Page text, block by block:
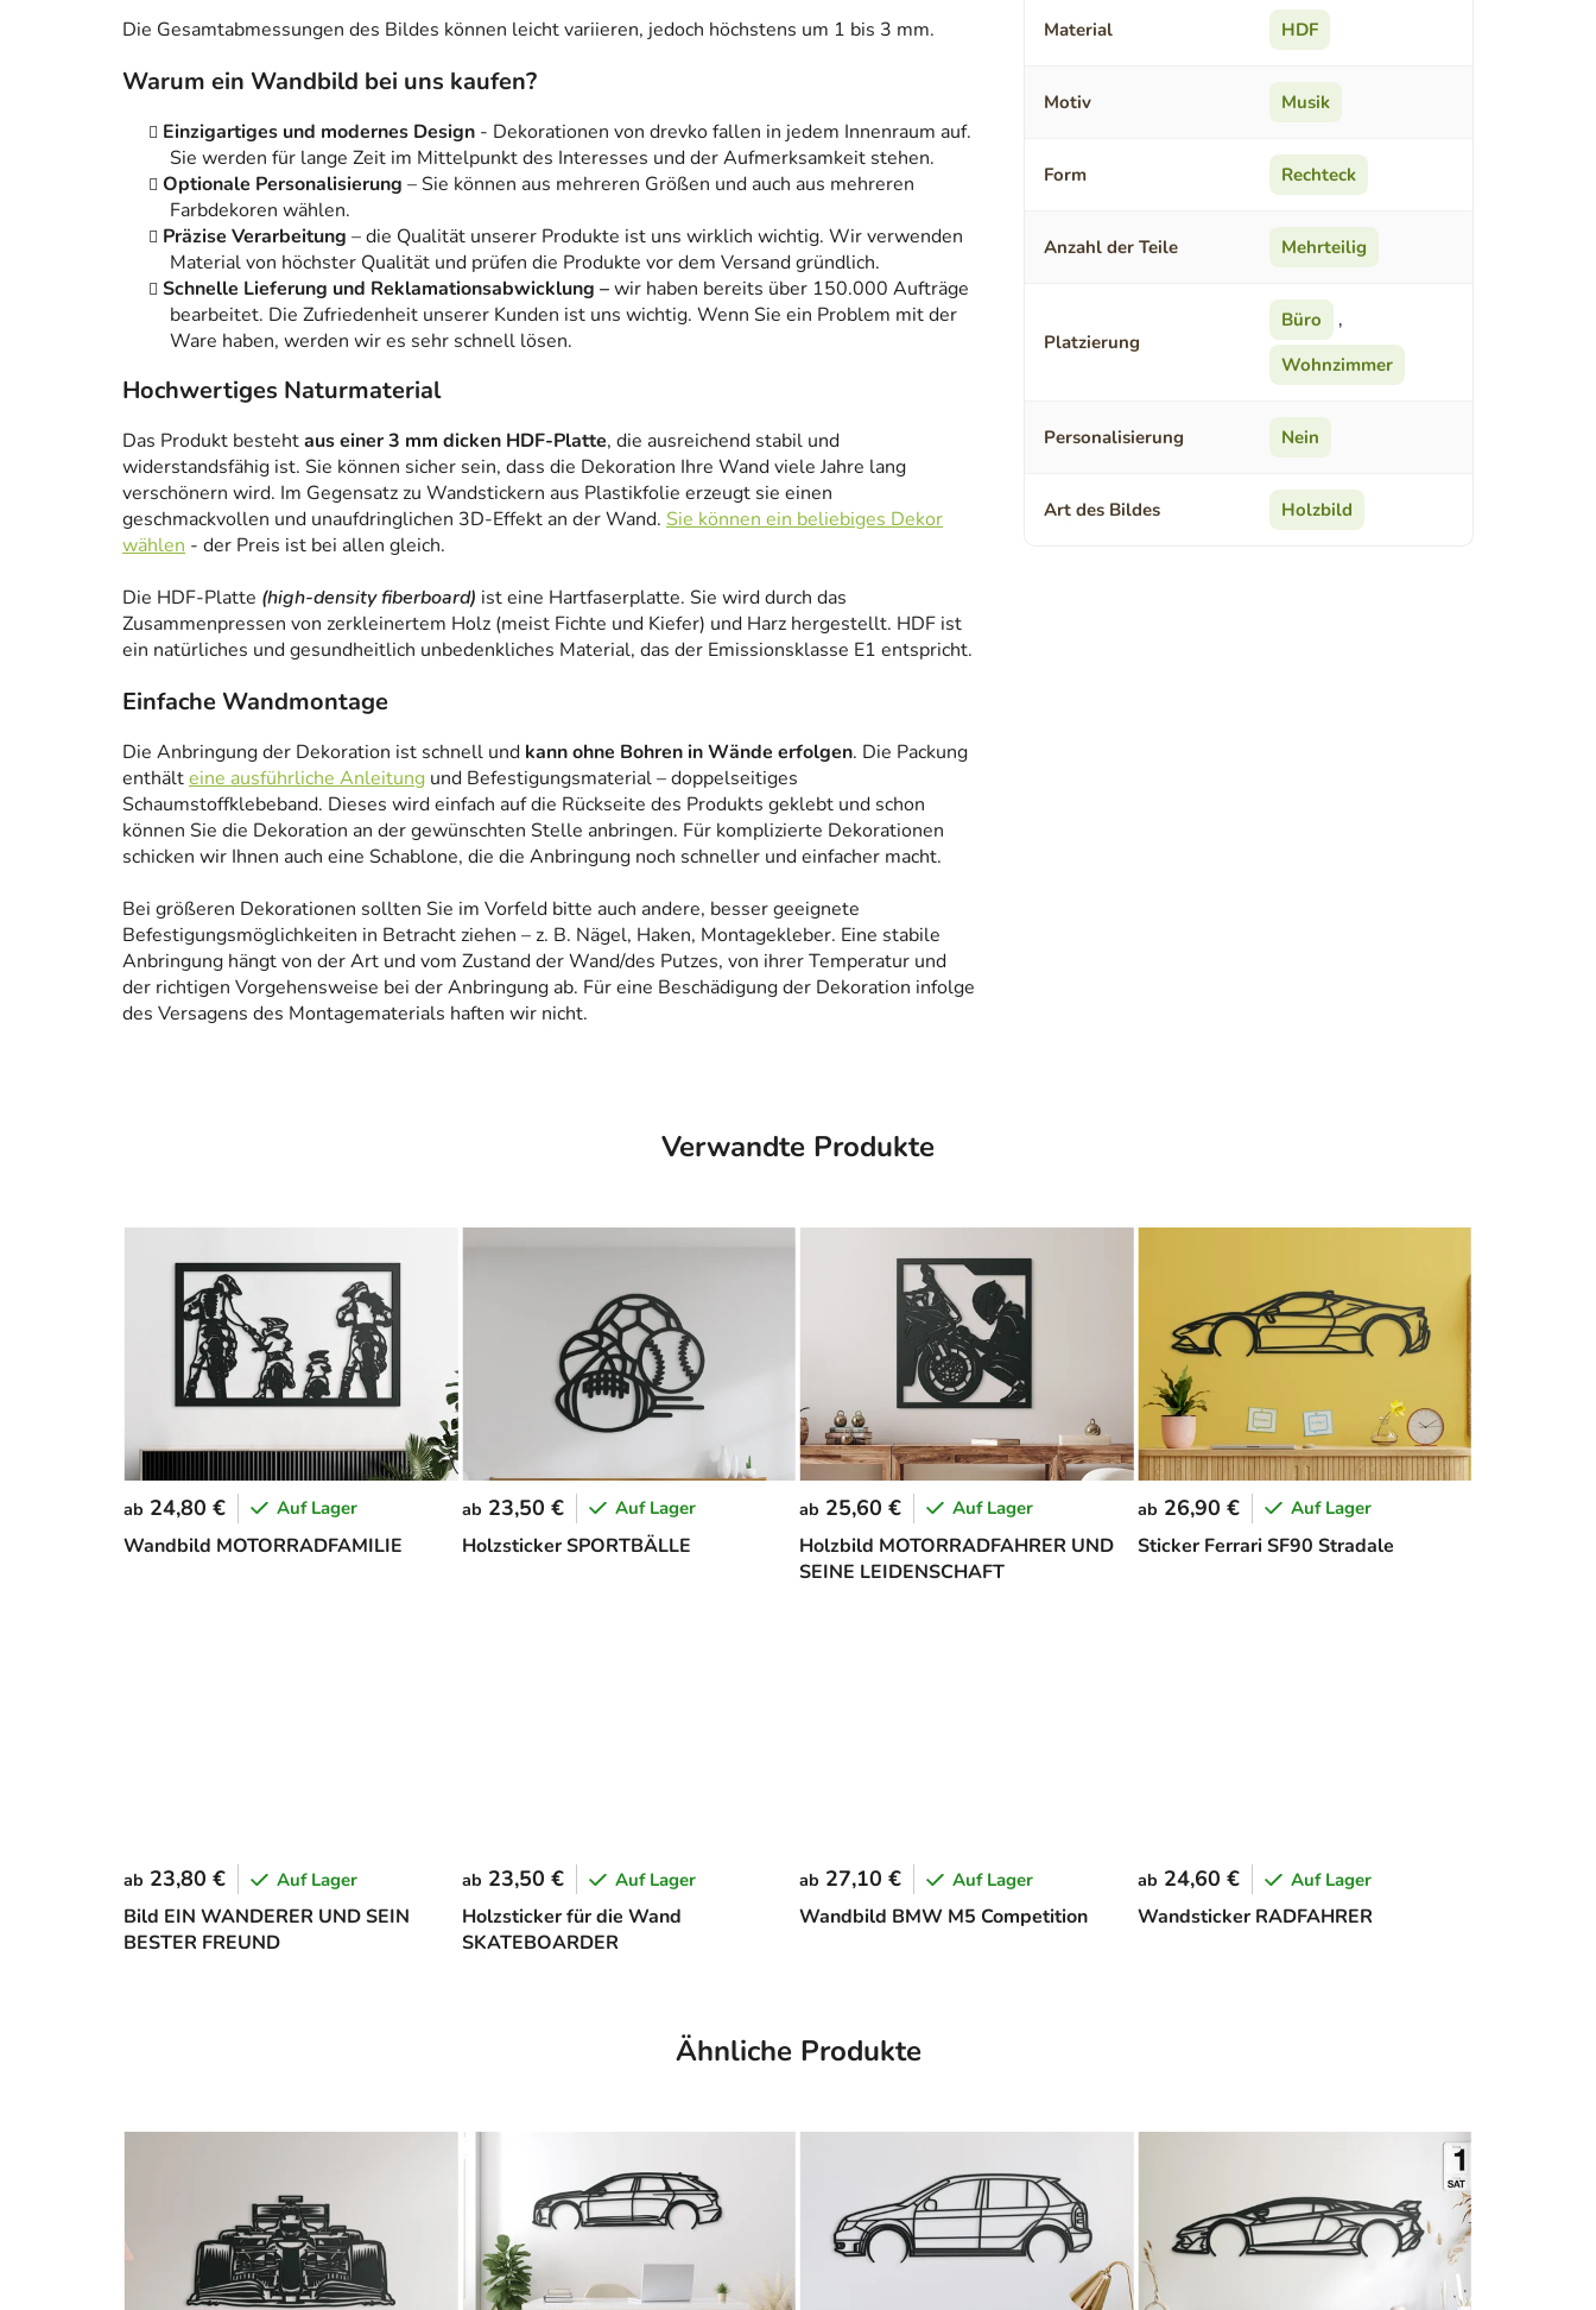
Die Gesamtabmessungen des Bildes können leicht variieren, jedoch höchstens um 1 bis 3 mm.
Warum ein Wandbild bei uns kaufen?
Einzigartiges und modernes Design - Dekorationen von drevko fallen in jedem Innenraum auf.
Sie werden für lange Zeit im Mittelpunkt des Interesses und der Aufmerksamkeit stehen.
Optionale Personalisierung – Sie können aus mehreren Größen und auch aus mehreren
Farbdekoren wählen.
Präzise Verarbeitung – die Qualität unserer Produkte ist uns wirklich wichtig. Wir verwenden
Material von höchster Qualität und prüfen die Produkte vor dem Versand gründlich.
Schnelle Lieferung und Reklamationsabwicklung –wir haben bereits über 150.000 Aufträge
bearbeitet. Die Zufriedenheit unserer Kunden ist uns wichtig. Wenn Sie ein Problem mit der
Ware haben, werden wir es sehr schnell lösen.
Hochwertiges Naturmaterial
Das Produkt bestehtaus einer 3 mm dicken HDF-Platte, die ausreichend stabil und
widerstandsfähig ist. Sie können sicher sein, dass die Dekoration Ihre Wand viele Jahre lang
verschönern wird. Im Gegensatz zu Wandstickern aus Plastikfolie erzeugt sie einen
geschmackvollen und unaufdringlichen 3D-Effekt an der Wand. Sie können ein beliebiges Dekor
wählen - der Preis ist bei allen gleich.
Die HDF-Platte (high-density fiberboard) ist eine Hartfaserplatte. Sie wird durch das
Zusammenpressen von zerkleinertem Holz (meist Fichte und Kiefer) und Harz hergestellt. HDF ist
ein natürliches und gesundheitlich unbedenkliches Material, das der Emissionsklasse E1 entspricht.
Einfache Wandmontage
Die Anbringung der Dekoration ist schnell und kann ohne Bohren in Wände erfolgen. Die Packung
enthälteine ausführliche Anleitung und Befestigungsmaterial – doppelseitiges
Schaumstoffklebeband. Dieses wird einfach auf die Rückseite des Produkts geklebt und schon
können Sie die Dekoration an der gewünschten Stelle anbringen. Für komplizierte Dekorationen
schicken wir Ihnen auch eine Schablone, die die Anbringung noch schneller und einfacher macht.
Bei größeren Dekorationen sollten Sie im Vorfeld bitte auch andere, besser geeignete
Befestigungsmöglichkeiten in Betracht ziehen – z. B. Nägel, Haken, Montagekleber. Eine stabile
Anbringung hängt von der Art und vom Zustand der Wand/des Putzes, von ihrer Temperatur und
der richtigen Vorgehensweise bei der Anbringung ab. Für eine Beschädigung der Dekoration infolge
des Versagens des Montagematerials haften wir nicht.
Material HDF
Motiv Musik
Form Rechteck
Anzahl der Teile Mehrteilig
Platzierung
Büro
,
Wohnzimmer
Personalisierung Nein
Art des Bildes Holzbild
Verwandte Produkte
Wandbild MOTORRADFAMILIE
ab 24,80 € Auf Lager
Holzsticker SPORTBÄLLE
ab 23,50 € Auf Lager
Holzbild MOTORRADFAHRER UND
SEINE LEIDENSCHAFT
ab 25,60 € Auf Lager
Sticker Ferrari SF90 Stradale
ab 26,90 € Auf Lager
Bild EIN WANDERER UND SEIN
BESTER FREUND
ab 23,80 € Auf Lager
Holzsticker für die Wand
SKATEBOARDER
ab 23,50 € Auf Lager
Wandbild BMW M5 Competition
ab 27,10 € Auf Lager
Wandsticker RADFAHRER
ab 24,60 € Auf Lager
Ähnliche Produkte